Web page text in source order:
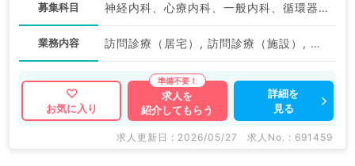
募集科目 神経内科、心療内科、一般内科、循環器内科、呼吸器内科、消化器内科、内分泌・代謝内科、腎臓内科、老年内科、総合診療科、膠原病科
業務内容 訪問診療（居宅）, 訪問診療（施設）, 訪問診療（居宅）, 訪問診療（施設）, 一般外来
お気に入り
求人を
紹介してもらう
詳細を
見る
求人更新日 : 2026/05/27 求人No. : 691459